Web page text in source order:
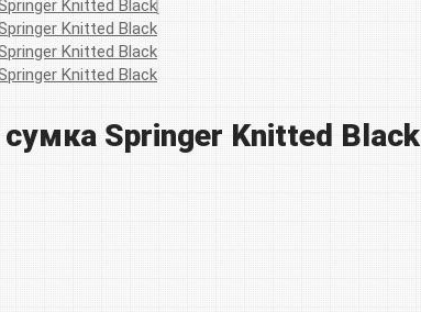
сумка Springer Knitted Black